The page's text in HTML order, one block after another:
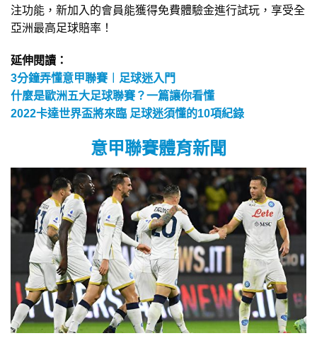
注功能，新加入的會員能獲得免費體驗金進行試玩，享受全
亞洲最高足球賠率！
延伸閱讀：
3分鐘弄懂意甲聯賽︱足球迷入門
什麼是歐洲五大足球聯賽？一篇讓你看懂
2022卡達世界盃將來臨 足球迷須懂的10項紀錄
意甲聯賽體育新聞